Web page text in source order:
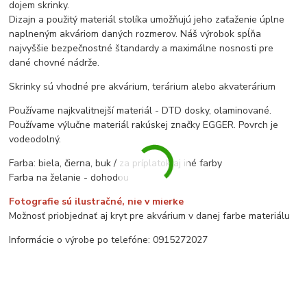
dojem skrinky.
Dizajn a použitý materiál stolíka umožňujú jeho zaťaženie úplne
naplneným akváriom daných rozmerov. Náš výrobok spĺňa
najvyššie bezpečnostné štandardy a maximálne nosnosti pre
dané chovné nádrže.
Skrinky sú vhodné pre akvárium, terárium alebo akvaterárium
Používame najkvalitnejší materiál - DTD dosky, olaminované.
Používame výlučne materiál rakúskej značky EGGER. Povrch je
vodeodolný.
Farba: biela, čierna, buk / za príplatok aj iné farby
Farba na želanie - dohodou
Fotografie sú ilustračné, nie v mierke
Možnosť priobjednať aj kryt pre akvárium v danej farbe materiálu
Informácie o výrobe po telefóne: 0915272027